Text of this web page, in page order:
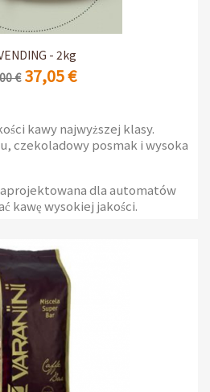
- 2kg
€ 37,05 €
kawy najwyższej klasy.
czekoladowy posmak i wysoka
dla automatów
kawę wysokiej jakości.